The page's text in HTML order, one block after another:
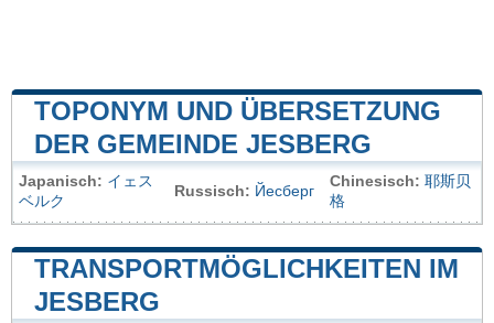
TOPONYM UND ÜBERSETZUNG
DER GEMEINDE JESBERG
Japanisch: イェス
ベルク
Russisch: Йесберг
Chinesisch: 耶斯贝
格
TRANSPORTMÖGLICHKEITEN IM
JESBERG